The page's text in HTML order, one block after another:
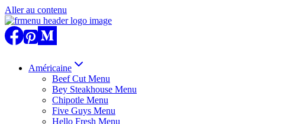
Aller au contenu
Américaine
Beef Cut Menu
Bey Steakhouse Menu
Chipotle Menu
Five Guys Menu
Hello Fresh Menu